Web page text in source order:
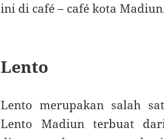
ini di café – café kota
Lento
Lento merupakan salah
Lento Madiun terbuat